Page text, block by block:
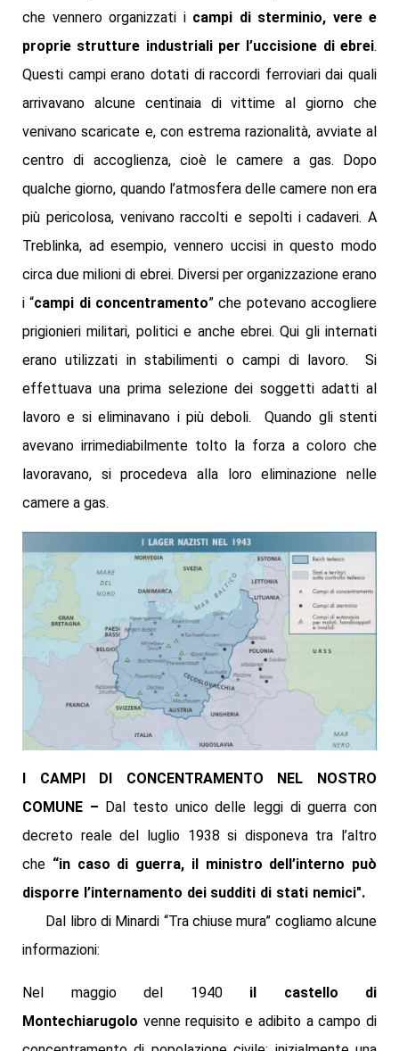
che vennero organizzati i campi di sterminio, vere e
proprie strutture industriali per l’uccisione di ebrei.
Questi campi erano dotati di raccordi ferroviari dai quali
arrivavano alcune centinaia di vittime al giorno che
venivano scaricate e, con estrema razionalità, avviate al
centro di accoglienza, cioè le camere a gas. Dopo
qualche giorno, quando l’atmosfera delle camere non era
più pericolosa, venivano raccolti e sepolti i cadaveri. A
Treblinka, ad esempio, vennero uccisi in questo modo
circa due milioni di ebrei. Diversi per organizzazione erano
i “campi di concentramento” che potevano accogliere
prigionieri militari, politici e anche ebrei. Qui gli internati
erano utilizzati in stabilimenti o campi di lavoro. Si
effettuava una prima selezione dei soggetti adatti al
lavoro e si eliminavano i più deboli. Quando gli stenti
avevano irrimediabilmente tolto la forza a coloro che
lavoravano, si procedeva alla loro eliminazione nelle
camere a gas.
I CAMPI DI CONCENTRAMENTO NEL NOSTRO
COMUNE – Dal testo unico delle leggi di guerra con
decreto reale del luglio 1938 si disponeva tra l’altro
che “in caso di guerra, il ministro dell’interno può
disporre l’internamento dei sudditi di stati nemici".
Dal libro di Minardi “Tra chiuse mura” cogliamo alcune
informazioni:
Nel maggio del 1940 il castello di
Montechiarugolo venne requisito e adibito a campo di